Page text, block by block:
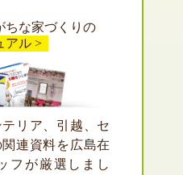
ちな家づくりの
アル >
リア、引越、セ
連資料を広島在
フが厳選しまし